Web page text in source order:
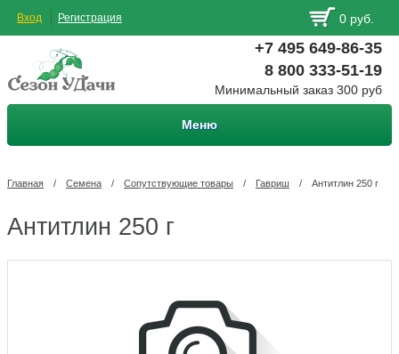
Вход Регистрация 0 руб.
+7 495 649-86-35
8 800 333-51-19
Минимальный заказ 300 руб
Меню
Главная / Семена / Сопутствующие товары / Гавриш / Антитлин 250 г
Антитлин 250 г